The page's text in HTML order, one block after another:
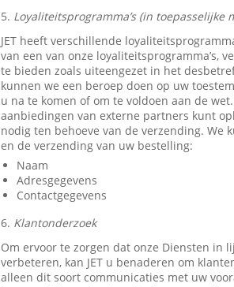
5. Loyaliteitsprogramma’s (in toepasselijke
JET heeft verschillende
van een van onze loyaliteitsprogramma’s,
te bieden zoals uiteengezet in het
kunnen we een beroep doen op uw
u na te komen of om te voldoen aan de
aanbiedingen van externe partners kunt
nodig ten behoeve van de verzending. We
en de verzending van uw bestelling:
Naam
Adresgegevens
Contactgegevens
6. Klantonderzoek
Om ervoor te zorgen dat onze Diensten in
verbeteren, kan JET u benaderen om
alleen dit soort communicaties met uw